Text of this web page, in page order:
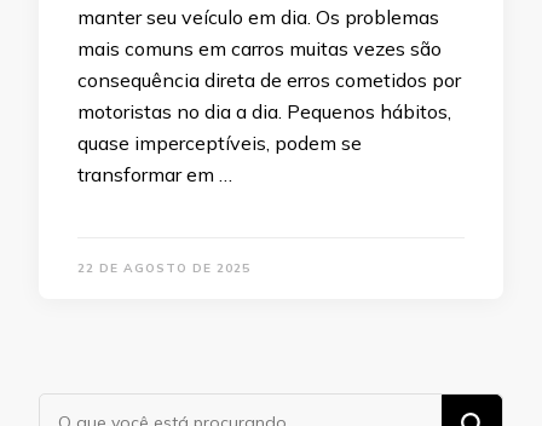
manter seu veículo em dia. Os problemas
mais comuns em carros muitas vezes são
consequência direta de erros cometidos por
motoristas no dia a dia. Pequenos hábitos,
quase imperceptíveis, podem se
transformar em …
22 DE AGOSTO DE 2025
Procurando